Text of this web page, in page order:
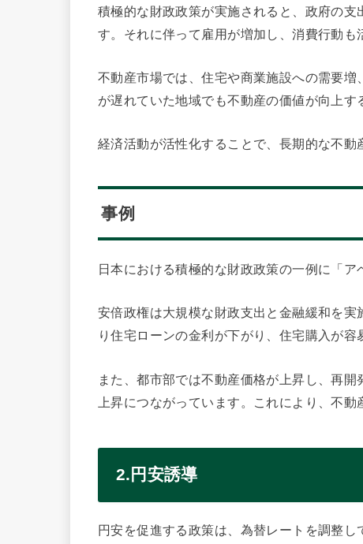
積極的な財政政策が実施されると、政府の
す。それに伴って雇用が増加し、消費行動も
不動産市場では、住宅や商業施設への需要
が遅れていた地域でも不動産の価値が向上す
経済活動が活性化することで、長期的な不動
事例
日本における積極的な財政政策の一例に「ア
安倍政権は大規模な財政支出と金融緩和を
り住宅ローンの金利が下がり、住宅購入が容
また、都市部では不動産価格が上昇し、再
上昇につながっています。これにより、不
2.円安誘導
円安を促進する政策は、為替レートを調整